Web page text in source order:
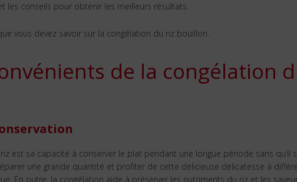
les conseils pour obtenir les meilleurs résultats.
vous devez savoir sur la congélation du riz bouillon.
de la congélation
est sa capacité à conserver le plat pendant une longue période sans qu’il
une grande quantité et profiter de cette délicieuse délicatesse à
En outre, la congélation aide à préserver les nutriments du riz et les